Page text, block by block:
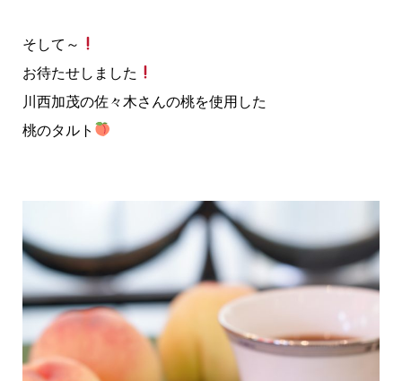
そして～
お待たせしました
川西加茂の佐々木さんの桃を使用した
桃のタルト